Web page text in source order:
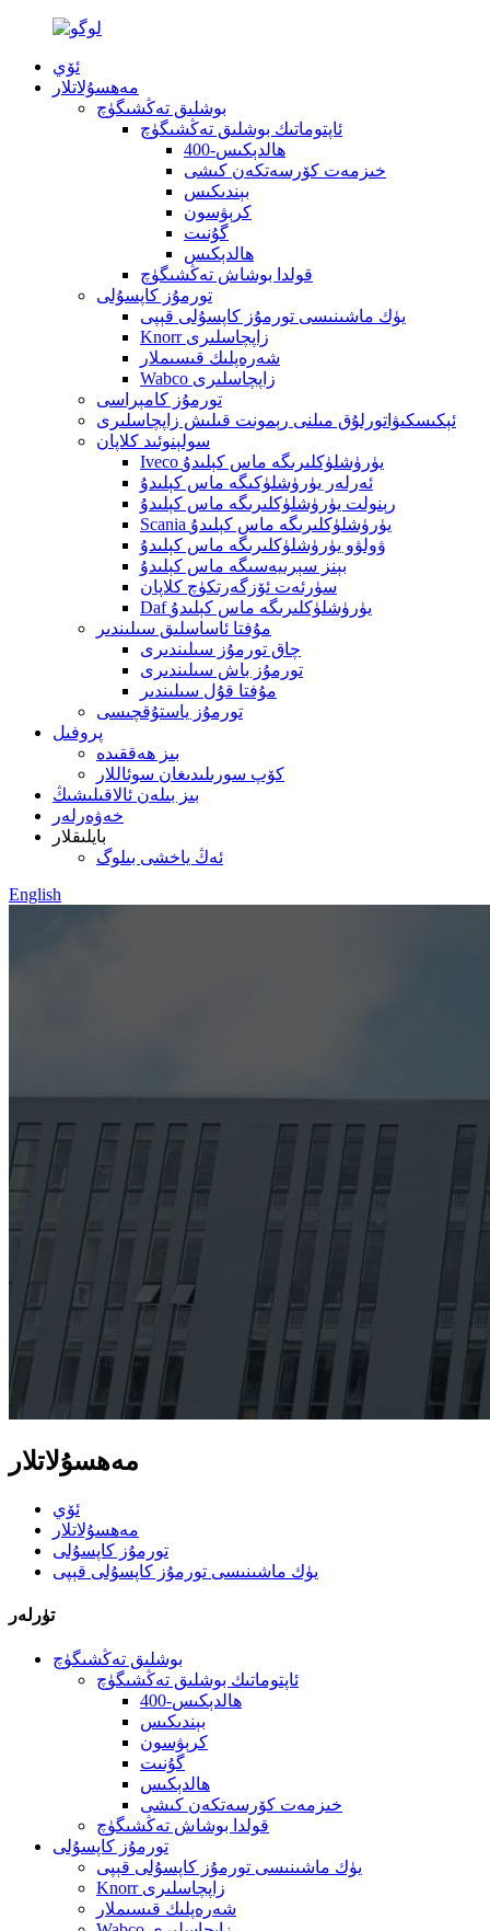
ئۆي
مەھسۇلاتلار
بوشلىق تەڭشىگۈچ
ئاپتوماتىك بوشلىق تەڭشىگۈچ
400-ھالدېكىس
خىزمەت كۆرسەتكەن كىشى
بېندىكىس
كرېۋسون
گۇنىت
ھالدېكىس
قولدا بوشاش تەڭشىگۈچ
تورمۇز كاپسۇلى
يۈك ماشىنىسى تورمۇز كاپسۇلى قېپى
Knorr زاپچاسلىرى
شەرەپلىك قىسىملار
Wabco زاپچاسلىرى
تورمۇز كامېراسى
ئېكىسكىۋاتورلۇق مىلنى رېمونت قىلىش زاپچاسلىرى
سولېنوئىد كلاپان
Iveco يۈرۈشلۈكلىرىگە ماس كېلىدۇ
ئەرلەر يۈرۈشلۈكىگە ماس كېلىدۇ
رېنولت يۈرۈشلۈكلىرىگە ماس كېلىدۇ
Scania يۈرۈشلۈكلىرىگە ماس كېلىدۇ
ۋولۋو يۈرۈشلۈكلىرىگە ماس كېلىدۇ
بېنز سېرىيەسىگە ماس كېلىدۇ
سۈرئەت ئۆزگەرتكۈچ كلاپان
Daf يۈرۈشلۈكلىرىگە ماس كېلىدۇ
مۇفتا ئاساسلىق سىلىندىر
چاق تورمۇز سىلىندىرى
تورمۇز باش سىلىندىرى
مۇفتا قۇل سىلىندىر
تورمۇز ياستۇقچىسى
پروفىل
بىز ھەققىدە
كۆپ سورىلىدىغان سوئاللار
بىز بىلەن ئالاقىلىشىڭ
خەۋەرلەر
بايلىقلار
ئەڭ ياخشى بىلوگ
English
مەھسۇلاتلار
ئۆي
مەھسۇلاتلار
تورمۇز كاپسۇلى
يۈك ماشىنىسى تورمۇز كاپسۇلى قېپى
تۈرلەر
بوشلىق تەڭشىگۈچ
ئاپتوماتىك بوشلىق تەڭشىگۈچ
400-ھالدېكىس
بېندىكىس
كرېۋسون
گۇنىت
ھالدېكىس
خىزمەت كۆرسەتكەن كىشى
قولدا بوشاش تەڭشىگۈچ
تورمۇز كاپسۇلى
يۈك ماشىنىسى تورمۇز كاپسۇلى قېپى
Knorr زاپچاسلىرى
شەرەپلىك قىسىملار